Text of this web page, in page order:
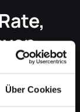
Über Cookies
ob sich
in
oben